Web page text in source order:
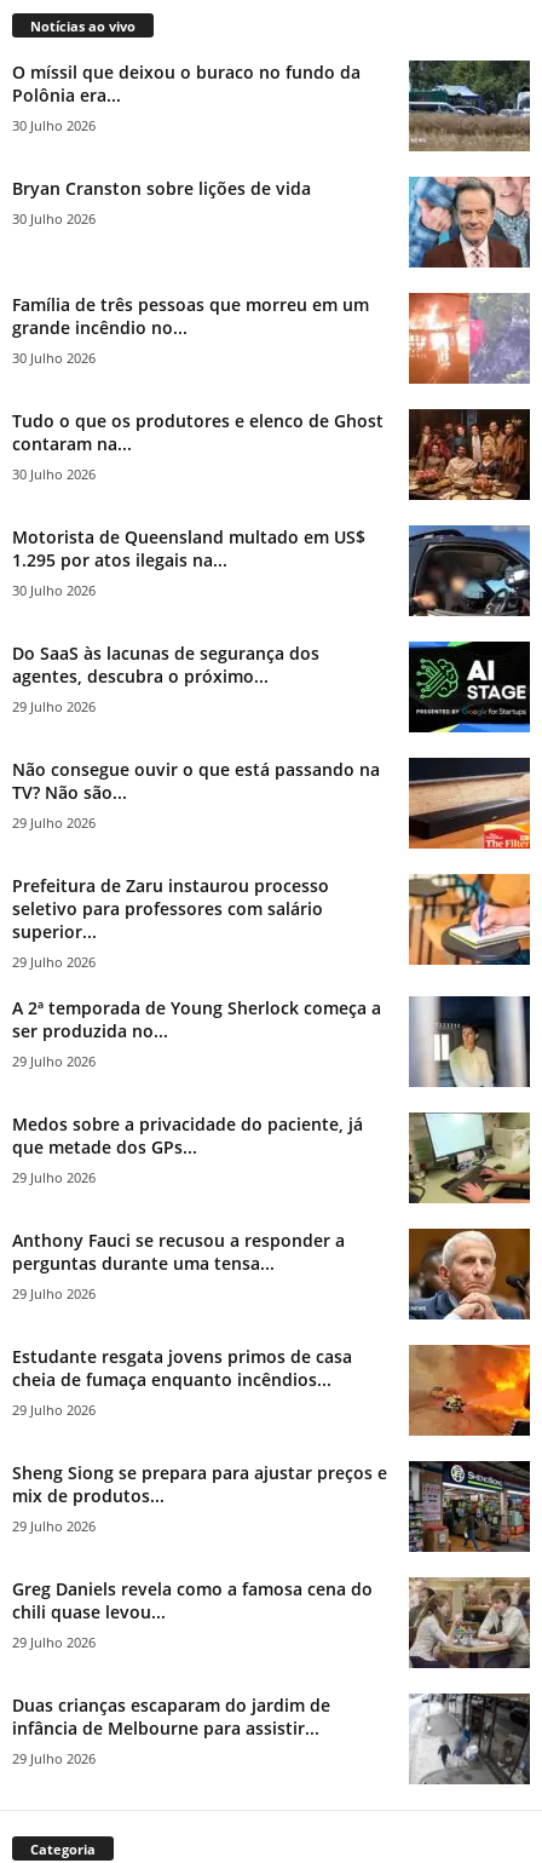
Notícias ao vivo
O míssil que deixou o buraco no fundo da
Polônia era...
30 Julho 2026
Bryan Cranston sobre lições de vida
30 Julho 2026
Família de três pessoas que morreu em um
grande incêndio no...
30 Julho 2026
Tudo o que os produtores e elenco de Ghost
contaram na...
30 Julho 2026
Motorista de Queensland multado em US$
1.295 por atos ilegais na...
30 Julho 2026
Do SaaS às lacunas de segurança dos
agentes, descubra o próximo...
29 Julho 2026
Não consegue ouvir o que está passando na
TV? Não são...
29 Julho 2026
Prefeitura de Zaru instaurou processo
seletivo para professores com salário
superior...
29 Julho 2026
A 2ª temporada de Young Sherlock começa a
ser produzida no...
29 Julho 2026
Medos sobre a privacidade do paciente, já
que metade dos GPs...
29 Julho 2026
Anthony Fauci se recusou a responder a
perguntas durante uma tensa...
29 Julho 2026
Estudante resgata jovens primos de casa
cheia de fumaça enquanto incêndios...
29 Julho 2026
Sheng Siong se prepara para ajustar preços e
mix de produtos...
29 Julho 2026
Greg Daniels revela como a famosa cena do
chili quase levou...
29 Julho 2026
Duas crianças escaparam do jardim de
infância de Melbourne para assistir...
29 Julho 2026
Categoria